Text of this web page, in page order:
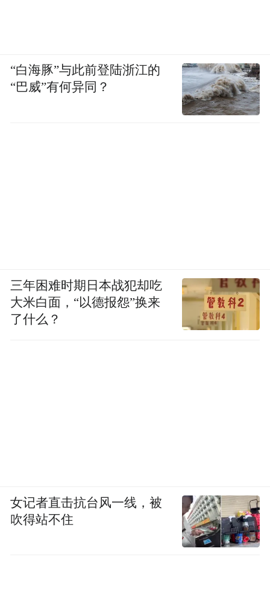
“白海豚”与此前登陆浙江的
“巴威”有何异同？
三年困难时期日本战犯却吃
大米白面，“以德报怨”换来
了什么？
女记者直击抗台风一线，被
吹得站不住